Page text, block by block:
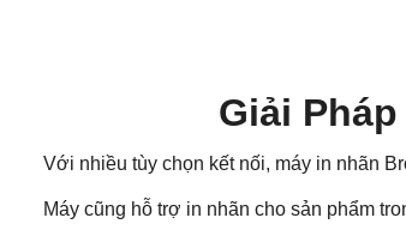
Giải
Với nhiều tùy chọn kết nối, máy in nhãn
Máy cũng hỗ trợ in nhãn cho sản phẩm